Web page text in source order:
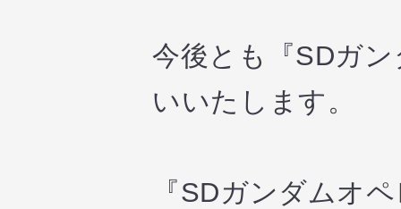
今後とも『SDガ
いいたします。
『SDガンダムオ